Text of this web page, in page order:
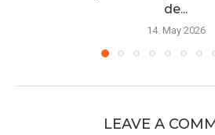
de...
14. May 2026
LEAVE A